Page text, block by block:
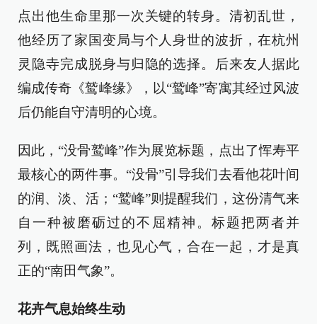
点出他生命里那一次关键的转身。清初乱世，
他经历了家国变局与个人身世的波折，在杭州
灵隐寺完成脱身与归隐的选择。后来友人据此
编成传奇《鹫峰缘》，以“鹫峰”寄寓其经过风波
后仍能自守清明的心境。
因此，“没骨鹫峰”作为展览标题，点出了恽寿平
最核心的两件事。“没骨”引导我们去看他花叶间
的润、淡、活；“鹫峰”则提醒我们，这份清气来
自一种被磨砺过的不屈精神。标题把两者并
列，既照画法，也见心气，合在一起，才是真
正的“南田气象”。
花卉气息始终生动